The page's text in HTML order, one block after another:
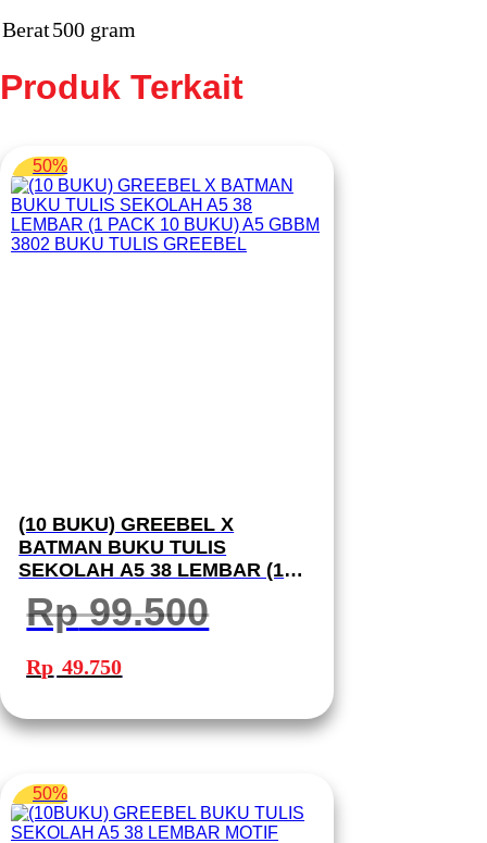
Berat500 gram
Produk Terkait
50%
(10 BUKU) GREEBEL X
BATMAN BUKU TULIS
SEKOLAH A5 38 LEMBAR (1
PACK 10 BUKU) A5 GBBM 3802
BUKU TULIS GREEBEL
Rp99.500
Harga
aslinya
adalah:
Rp 49.750ini
50%